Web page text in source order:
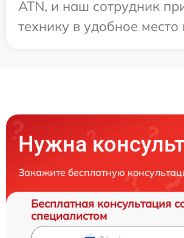
ATN, и наш сотрудник
технику в удобное место
Нужна
Закажите бесплатную
Бесплатная консультация
специалистом